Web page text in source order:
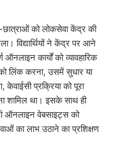
छात्राओं को लोकसेवा केंद्र की
विद्यार्थियों ने केंद्र पर आने
कार्यों को व्यावहारिक
लिंक करना, उसमें सुधार या
प्रक्रिया को पूरा
शामिल था। इसके साथ ही
ऑनलाइन वेबसाइट्स को
का लाभ उठाने का प्रशिक्षण